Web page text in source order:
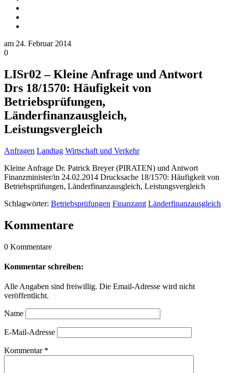
am 24. Februar 2014
0
LISr02 – Kleine Anfrage und Antwort
Drs 18/1570: Häufigkeit von
Betriebsprüfungen,
Länderfinanzausgleich,
Leistungsvergleich
Anfragen Landtag Wirtschaft und Verkehr
Kleine Anfrage Dr. Patrick Breyer (PIRATEN) und Antwort
Finanzminister/in 24.02.2014 Drucksache 18/1570: Häufigkeit von
Betriebsprüfungen, Länderfinanzausgleich, Leistungsvergleich
Schlagwörter: Betriebsprüfungen Finanzamt Länderfinanzausgleich
Kommentare
0 Kommentare
Kommentar schreiben:
Alle Angaben sind freiwillig. Die Email-Adresse wird nicht
veröffentlicht.
Name
E-Mail-Adresse
Kommentar *